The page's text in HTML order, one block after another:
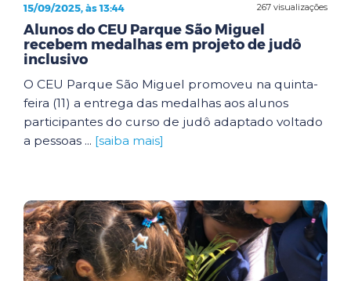
267 visualizações
15/09/2025, às 13:44
Alunos do CEU Parque São Miguel
recebem medalhas em projeto de judô
inclusivo
O CEU Parque São Miguel promoveu na quinta-
feira (11) a entrega das medalhas aos alunos
participantes do curso de judô adaptado voltado
a pessoas ... [saiba mais]